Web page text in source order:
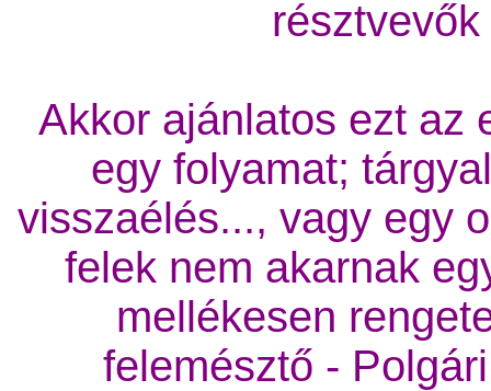
Akkor ajánlatos ezt az
egy folyamat;
visszaélés..., vagy egy
felek nem akarnak
mellékesen
felemésztő -